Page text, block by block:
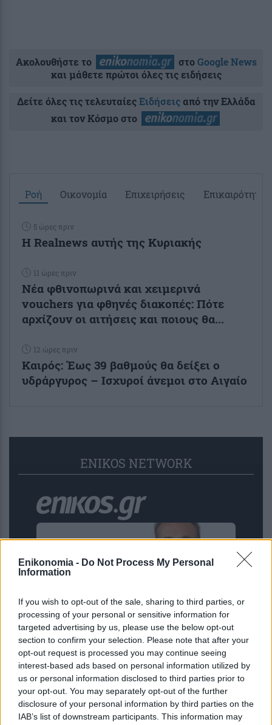
Enikonomia - Do Not Process My Personal
Information
If you wish to opt-out of the sale, sharing to third parties, or
processing of your personal or sensitive information for
targeted advertising by us, please use the below opt-out
section to confirm your selection. Please note that after your
opt-out request is processed you may continue seeing
interest-based ads based on personal information utilized by
us or personal information disclosed to third parties prior to
your opt-out. You may separately opt-out of the further
disclosure of your personal information by third parties on the
IAB’s list of downstream participants. This information may
Ακολουθήστε το στοGoogle News
και μάθετε πρώτοι όλες τις ειδήσεις
Δείτε όλες τις τελευταίεςΕιδήσειςαπό την Ελλάδα
και τον Κόσμο στο
Ροή Οικονομία Επιχειρήσεις Επικαιρότητα
5 ώρες πριν
Η Realnews αυτής της Κυριακής
11 ώρες πριν
Νέα φθινοπωρινά και χειμερινά
vouchers για φθηνές διακοπές: Πότε
αρχίζουν οι αιτήσεις και ποιους θα...
12 ώρες πριν
Καιρός: Έως 39 βαθμούς θα δείξει ο
υδράργυρος – Ισχυροί άνεμοι στο Αιγαίο
ENIKOS NETWORK
Αποχωρεί ο επιχειρηματίας Νίκος
Μπρουτζάκης από το κόμμα
Καρυστιανού – Καταγγέλλει
δολοφονία χαρακτήρων